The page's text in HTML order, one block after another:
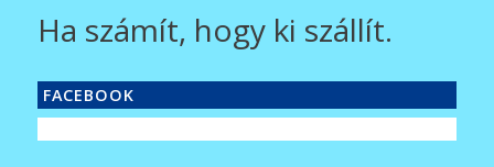
Ha számít, hogy ki szállít.
FACEBOOK